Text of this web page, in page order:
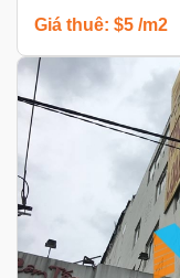
Giá thuê: $5 /m2